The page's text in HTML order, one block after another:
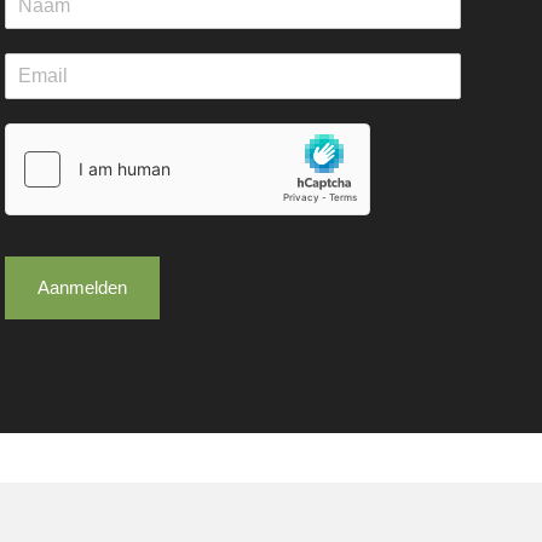
Aanmelden